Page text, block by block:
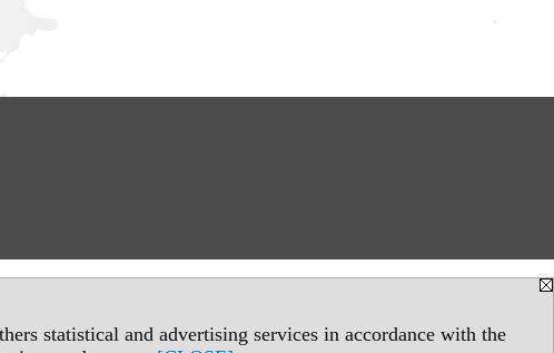
statistical and advertising services in accordance with the